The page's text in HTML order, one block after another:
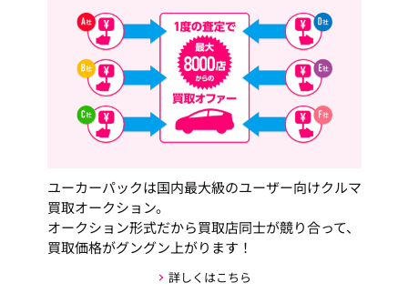
ユーカーパックは国内最大級のユーザー向けクルマ
買取オークション。
オークション形式だから買取店同士が競り合って、
買取価格がグングン上がります！
詳しくはこちら